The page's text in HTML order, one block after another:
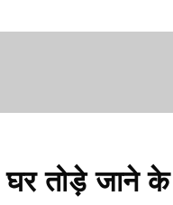
घर तोड़े जाने